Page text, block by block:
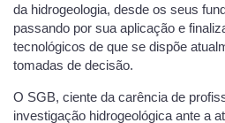
da hidrogeologia, desde os seus
passando por sua aplicação e
tecnológicos de que se dispõe
tomadas de decisão.
O SGB, ciente da carência de
investigação hidrogeológica ante a